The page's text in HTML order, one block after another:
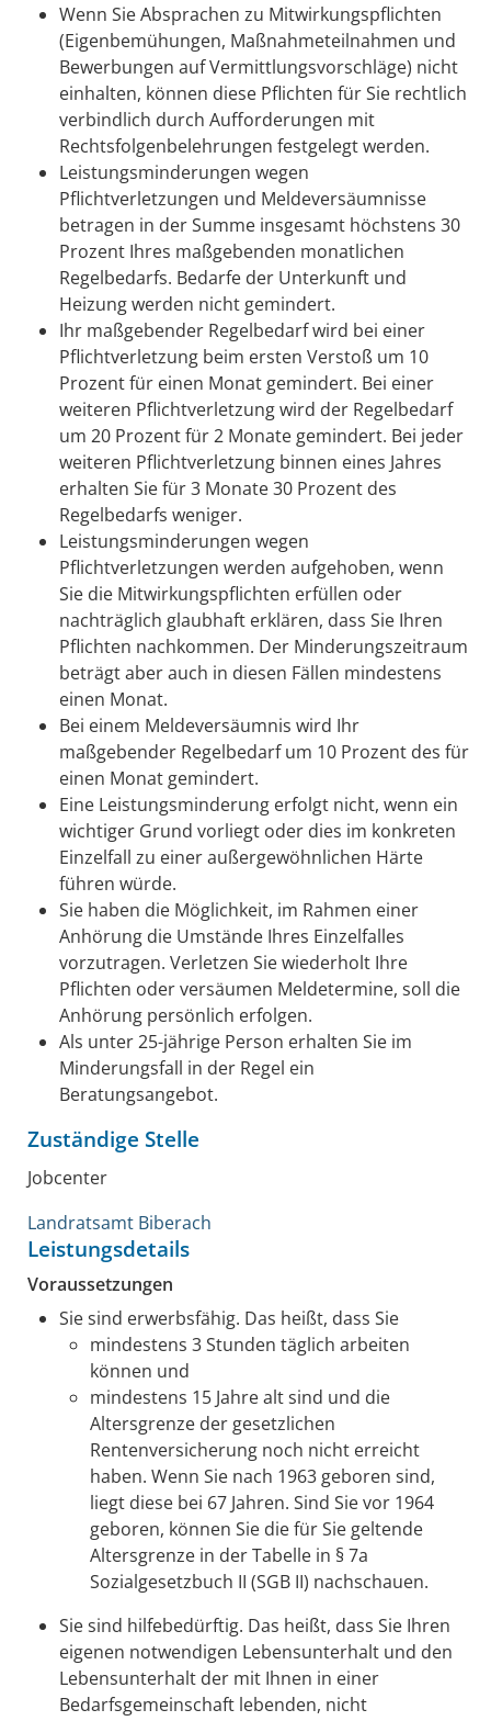
Wenn Sie Absprachen zu Mitwirkungspflichten
(Eigenbemühungen, Maßnahmeteilnahmen und
Bewerbungen auf Vermittlungsvorschläge) nicht
einhalten, können diese Pflichten für Sie rechtlich
verbindlich durch Aufforderungen mit
Rechtsfolgenbelehrungen festgelegt werden.
Leistungsminderungen wegen
Pflichtverletzungen und Meldeversäumnisse
betragen in der Summe insgesamt höchstens 30
Prozent Ihres maßgebenden monatlichen
Regelbedarfs. Bedarfe der Unterkunft und
Heizung werden nicht gemindert.
Ihr maßgebender Regelbedarf wird bei einer
Pflichtverletzung beim ersten Verstoß um 10
Prozent für einen Monat gemindert. Bei einer
weiteren Pflichtverletzung wird der Regelbedarf
um 20 Prozent für 2 Monate gemindert. Bei jeder
weiteren Pflichtverletzung binnen eines Jahres
erhalten Sie für 3 Monate 30 Prozent des
Regelbedarfs weniger.
Leistungsminderungen wegen
Pflichtverletzungen werden aufgehoben, wenn
Sie die Mitwirkungspflichten erfüllen oder
nachträglich glaubhaft erklären, dass Sie Ihren
Pflichten nachkommen. Der Minderungszeitraum
beträgt aber auch in diesen Fällen mindestens
einen Monat.
Bei einem Meldeversäumnis wird Ihr
maßgebender Regelbedarf um 10 Prozent des für
einen Monat gemindert.
Eine Leistungsminderung erfolgt nicht, wenn ein
wichtiger Grund vorliegt oder dies im konkreten
Einzelfall zu einer außergewöhnlichen Härte
führen würde.
Sie haben die Möglichkeit, im Rahmen einer
Anhörung die Umstände Ihres Einzelfalles
vorzutragen. Verletzen Sie wiederholt Ihre
Pflichten oder versäumen Meldetermine, soll die
Anhörung persönlich erfolgen.
Als unter 25-jährige Person erhalten Sie im
Minderungsfall in der Regel ein
Beratungsangebot.
Zuständige Stelle
Jobcenter
Landratsamt Biberach
Leistungsdetails
Voraussetzungen
Sie sind erwerbsfähig. Das heißt, dass Sie
mindestens 3 Stunden täglich arbeiten
können und
mindestens 15 Jahre alt sind und die
Altersgrenze der gesetzlichen
Rentenversicherung noch nicht erreicht
haben. Wenn Sie nach 1963 geboren sind,
liegt diese bei 67 Jahren. Sind Sie vor 1964
geboren, können Sie die für Sie geltende
Altersgrenze in der Tabelle in § 7a
Sozialgesetzbuch II (SGB II) nachschauen.
Sie sind hilfebedürftig. Das heißt, dass Sie Ihren
eigenen notwendigen Lebensunterhalt und den
Lebensunterhalt der mit Ihnen in einer
Bedarfsgemeinschaft lebenden, nicht